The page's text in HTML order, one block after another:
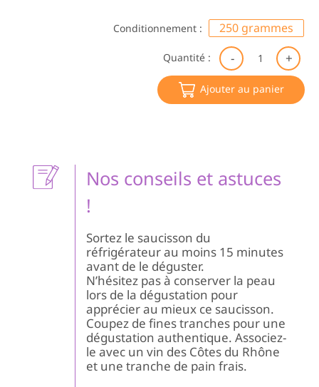
Conditionnement : 250 grammes
Quantité :
Ajouter au panier
Nos conseils et astuces
!
Sortez le saucisson du
réfrigérateur au moins 15 minutes
avant de le déguster.
N’hésitez pas à conserver la peau
lors de la dégustation pour
apprécier au mieux ce saucisson.
Coupez de fines tranches pour une
dégustation authentique. Associez-
le avec un vin des Côtes du Rhône
et une tranche de pain frais.